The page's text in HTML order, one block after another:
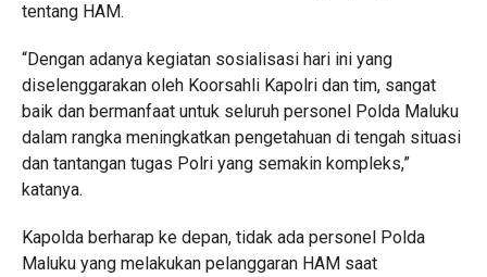
tentang HAM.
“Dengan adanya kegiatan sosialisasi hari ini yang
diselenggarakan oleh Koorsahli Kapolri dan tim, sangat
baik dan bermanfaat untuk seluruh personel Polda Maluku
dalam rangka meningkatkan pengetahuan di tengah situasi
dan tantangan tugas Polri yang semakin kompleks,”
katanya.
Kapolda berharap ke depan, tidak ada personel Polda
Maluku yang melakukan pelanggaran HAM saat